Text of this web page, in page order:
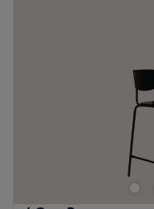
Du hast Lust auf
oder einen natürlichen
Wiens 1. Bezirk aus!
dieses stylische